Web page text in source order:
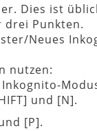
Dies ist
Punkten.
Neues
nutzen:
und [N].
[P].